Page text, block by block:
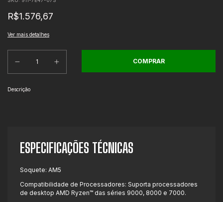
R$1.576,67
Ver mais detalhes
Descrição
ESPECIFICAÇÕES TÉCNICAS
Soquete: AM5
Compatibilidade de Processadores: Suporta processadores
de desktop AMD Ryzen™ das séries 9000, 8000 e 7000.